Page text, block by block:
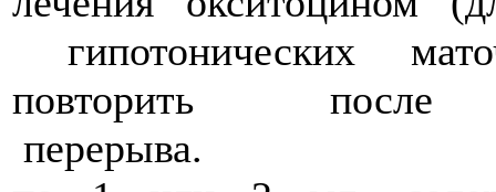
гипотонических
повторить
перерыва.